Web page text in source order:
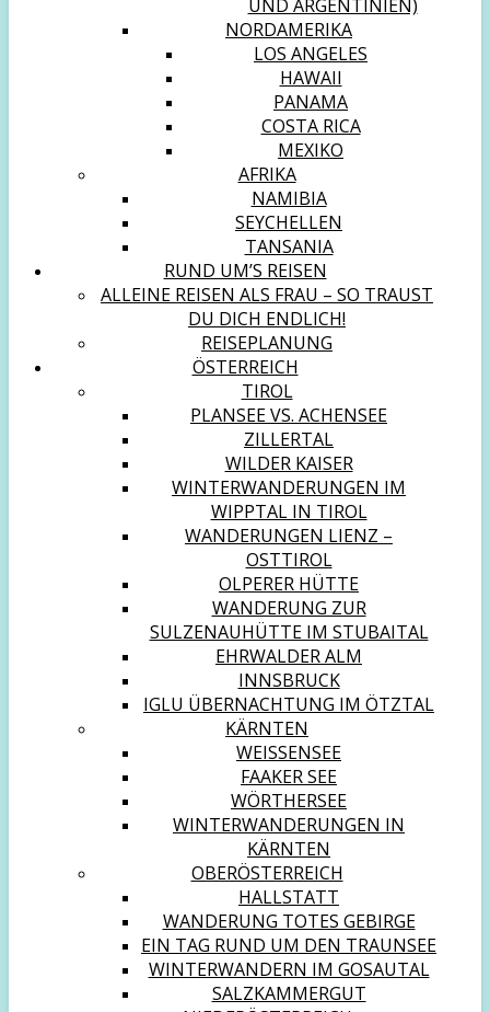
UND ARGENTINIEN)
NORDAMERIKA
LOS ANGELES
HAWAII
PANAMA
COSTA RICA
MEXIKO
AFRIKA
NAMIBIA
SEYCHELLEN
TANSANIA
RUND UM’S REISEN
ALLEINE REISEN ALS FRAU – SO TRAUST
DU DICH ENDLICH!
REISEPLANUNG
ÖSTERREICH
TIROL
PLANSEE VS. ACHENSEE
ZILLERTAL
WILDER KAISER
WINTERWANDERUNGEN IM
WIPPTAL IN TIROL
WANDERUNGEN LIENZ –
OSTTIROL
OLPERER HÜTTE
WANDERUNG ZUR
SULZENAUHÜTTE IM STUBAITAL
EHRWALDER ALM
INNSBRUCK
IGLU ÜBERNACHTUNG IM ÖTZTAL
KÄRNTEN
WEISSENSEE
FAAKER SEE
WÖRTHERSEE
WINTERWANDERUNGEN IN
KÄRNTEN
OBERÖSTERREICH
HALLSTATT
WANDERUNG TOTES GEBIRGE
EIN TAG RUND UM DEN TRAUNSEE
WINTERWANDERN IM GOSAUTAL
SALZKAMMERGUT